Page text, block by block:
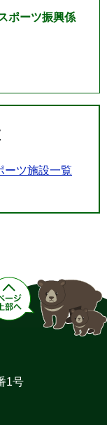
ポーツ振興係
ーツ施設一覧
1号